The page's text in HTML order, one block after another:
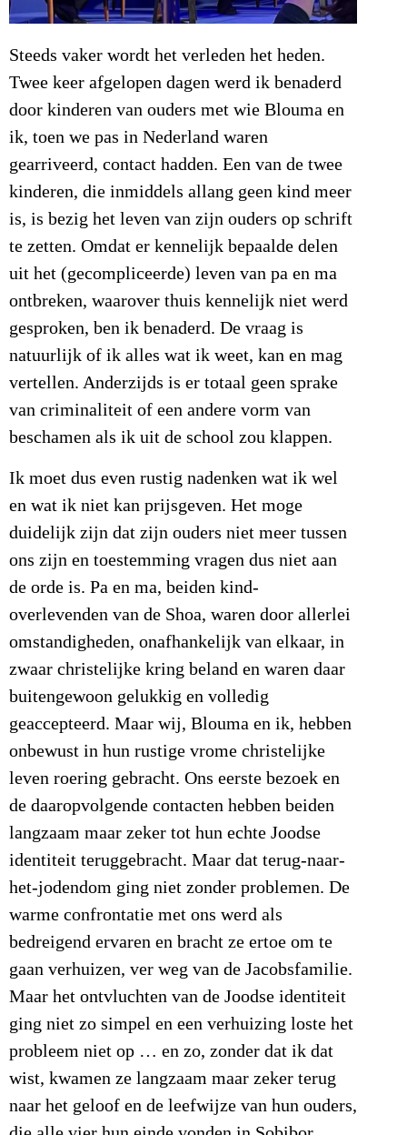
Steeds vaker wordt het verleden het heden.
Twee keer afgelopen dagen werd ik benaderd
door kinderen van ouders met wie Blouma en
ik, toen we pas in Nederland waren
gearriveerd, contact hadden. Een van de twee
kinderen, die inmiddels allang geen kind meer
is, is bezig het leven van zijn ouders op schrift
te zetten. Omdat er kennelijk bepaalde delen
uit het (gecompliceerde) leven van pa en ma
ontbreken, waarover thuis kennelijk niet werd
gesproken, ben ik benaderd. De vraag is
natuurlijk of ik alles wat ik weet, kan en mag
vertellen. Anderzijds is er totaal geen sprake
van criminaliteit of een andere vorm van
beschamen als ik uit de school zou klappen.
Ik moet dus even rustig nadenken wat ik wel
en wat ik niet kan prijsgeven. Het moge
duidelijk zijn dat zijn ouders niet meer tussen
ons zijn en toestemming vragen dus niet aan
de orde is. Pa en ma, beiden kind-
overlevenden van de Shoa, waren door allerlei
omstandigheden, onafhankelijk van elkaar, in
zwaar christelijke kring beland en waren daar
buitengewoon gelukkig en volledig
geaccepteerd. Maar wij, Blouma en ik, hebben
onbewust in hun rustige vrome christelijke
leven roering gebracht. Ons eerste bezoek en
de daaropvolgende contacten hebben beiden
langzaam maar zeker tot hun echte Joodse
identiteit teruggebracht. Maar dat terug-naar-
het-jodendom ging niet zonder problemen. De
warme confrontatie met ons werd als
bedreigend ervaren en bracht ze ertoe om te
gaan verhuizen, ver weg van de Jacobsfamilie.
Maar het ontvluchten van de Joodse identiteit
ging niet zo simpel en een verhuizing loste het
probleem niet op … en zo, zonder dat ik dat
wist, kwamen ze langzaam maar zeker terug
naar het geloof en de leefwijze van hun ouders,